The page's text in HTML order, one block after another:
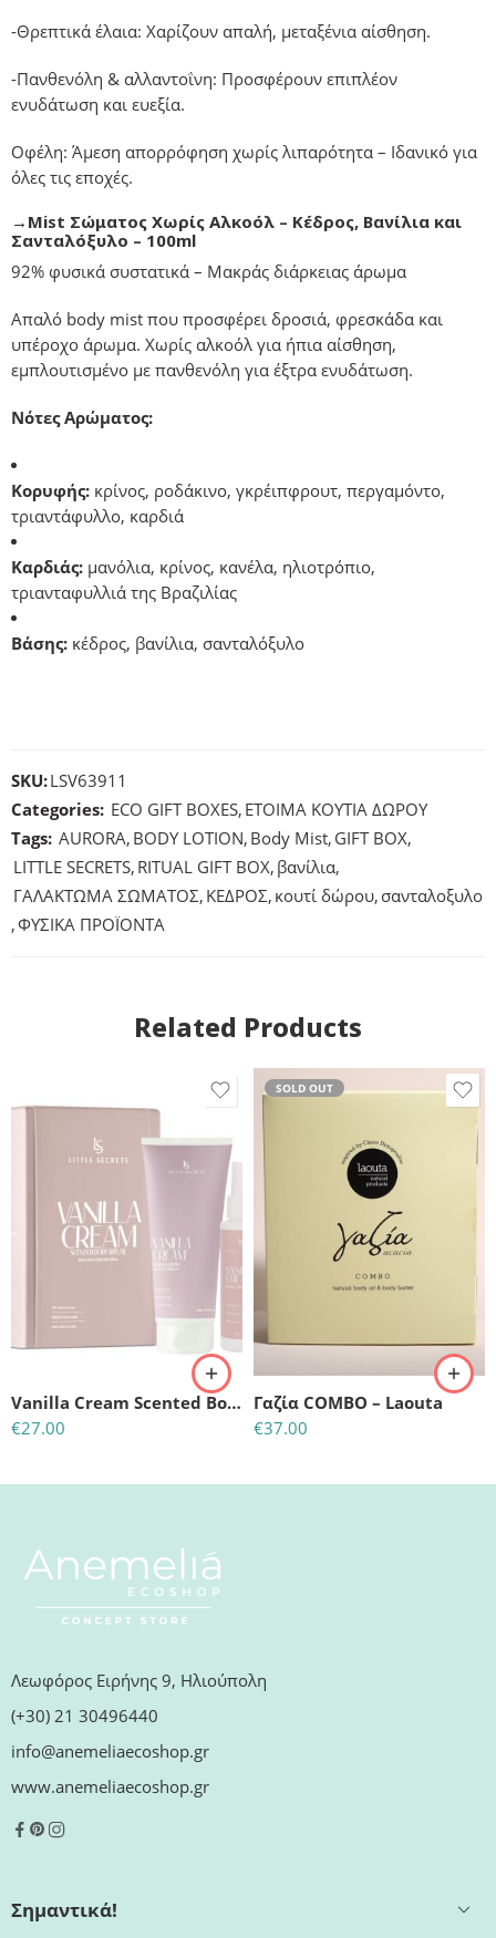
-Θρεπτικά έλαια: Χαρίζουν απαλή, μεταξένια αίσθηση.
-Πανθενόλη & αλλαντοΐνη: Προσφέρουν επιπλέον
ενυδάτωση και ευεξία.
Οφέλη: Άμεση απορρόφηση χωρίς λιπαρότητα – Ιδανικό για
όλες τις εποχές.
→Mist Σώματος Χωρίς Αλκοόλ – Kέδρος, Bανίλια και
Σανταλόξυλο – 100ml
92% φυσικά συστατικά – Μακράς διάρκειας άρωμα
Απαλό body mist που προσφέρει δροσιά, φρεσκάδα και
υπέροχο άρωμα. Χωρίς αλκοόλ για ήπια αίσθηση,
εμπλουτισμένο με πανθενόλη για έξτρα ενυδάτωση.
Νότες Αρώματος:
Κορυφής: κρίνος, ροδάκινο, γκρέιπφρουτ, περγαμόντο,
τριαντάφυλλο, καρδιά
Καρδιάς: μανόλια, κρίνος, κανέλα, ηλιοτρόπιο,
τριανταφυλλιά της Βραζιλίας
Βάσης: κέδρος, βανίλια, σανταλόξυλο
SKU:LSV63911
Categories: ECO GIFT BOXES, ETOIMA KOYTIA ΔΩΡΟΥ
Tags: AURORA, BODY LOTION, Body Mist, GIFT BOX,
LITTLE SECRETS, RITUAL GIFT BOX, βανίλια,
ΓΑΛΑΚΤΩΜΑ ΣΩΜΑΤΟΣ, ΚΕΔΡΟΣ, κουτί δώρου,σανταλοξυλο
,ΦΥΣΙΚΑ ΠΡΟΪΟΝΤΑ
Related Products
Vanilla Cream Scented Body Ritual Lotion & Mist Edition
€27.00
SOLD OUT
Γαζία COMBO – Laouta
€37.00
Λεωφόρος Ειρήνης 9, Ηλιούπολη
(+30) 21 30496440
info@anemeliaecoshop.gr
www.anemeliaecoshop.gr
Σημαντικά!